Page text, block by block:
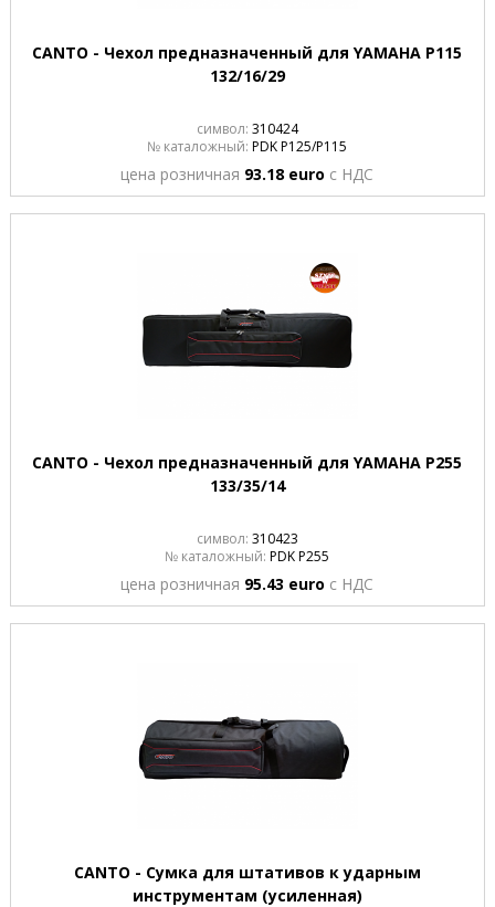
CANTO - Чехол предназначенный для YAMAHA P115
132/16/29
символ: 310424
№ каталожный:PDK P125/P115
цена розничная 93.18 euro с НДС
CANTO - Чехол предназначенный для YAMAHA P255
133/35/14
символ: 310423
№ каталожный:PDK P255
цена розничная 95.43 euro с НДС
CANTO - Сумка для штативов к ударным
инструментам (усиленная)